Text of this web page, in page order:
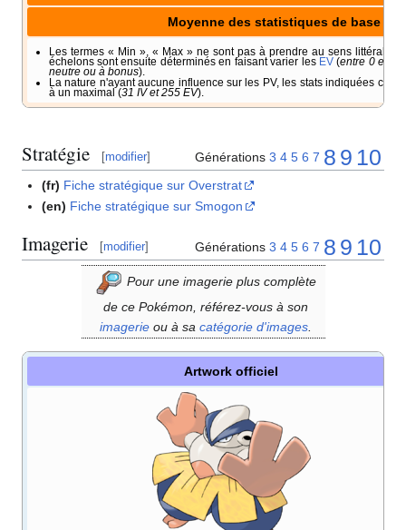
Moyenne des statistiques de base
Les termes « Min », « Max » ne sont pas à prendre au sens littéral. Il
échelons sont ensuite déterminés en faisant varier les EV (entre 0 et
neutre ou à bonus).
La nature n'ayant aucune influence sur les PV, les stats indiquées
à un maximal (31 IV et 255 EV).
Stratégie [modifier] Générations 3 4 5 6 7 8 9 10
(fr) Fiche stratégique sur Overstrat
(en) Fiche stratégique sur Smogon
Imagerie [modifier] Générations 3 4 5 6 7 8 9 10
Pour une imagerie plus complète
de ce Pokémon, référez-vous à son
imagerieou à sa catégorie d'images.
Artwork officiel